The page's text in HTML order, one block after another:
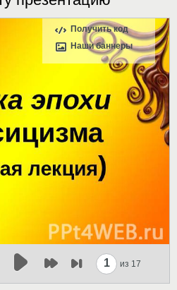
Получить код
Наши баннеры
1 из 17